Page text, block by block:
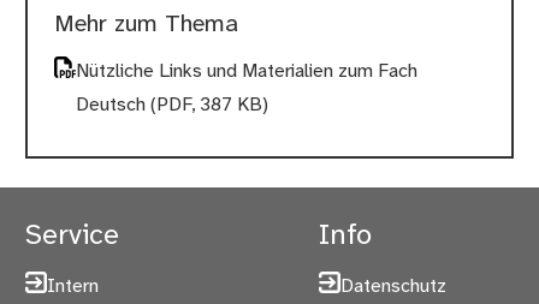
Mehr zum Thema
Nützliche Links und Materialien zum Fach
Deutsch (PDF, 387 KB)
Service
Intern
Info
Datenschutz